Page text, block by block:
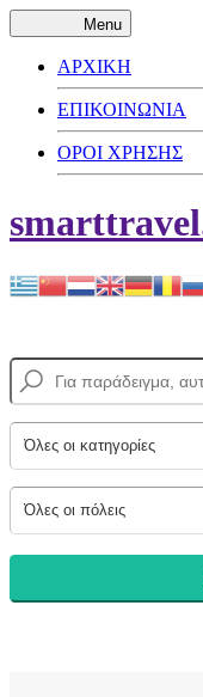
Menu
ΑΡΧΙΚΗ
ΕΠΙΚΟΙΝΩΝΙΑ
ΟΡΟΙ ΧΡΗΣΗΣ